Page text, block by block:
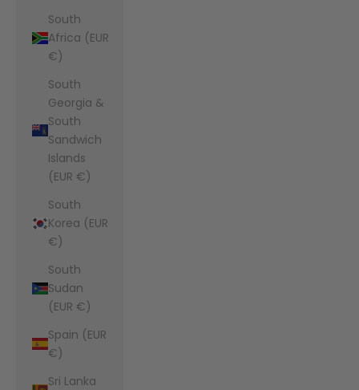
South
Africa (EUR
€)
South
Georgia &
South
Sandwich
Islands
(EUR €)
South
Korea (EUR
€)
South
Sudan
(EUR €)
Spain (EUR
€)
Sri Lanka